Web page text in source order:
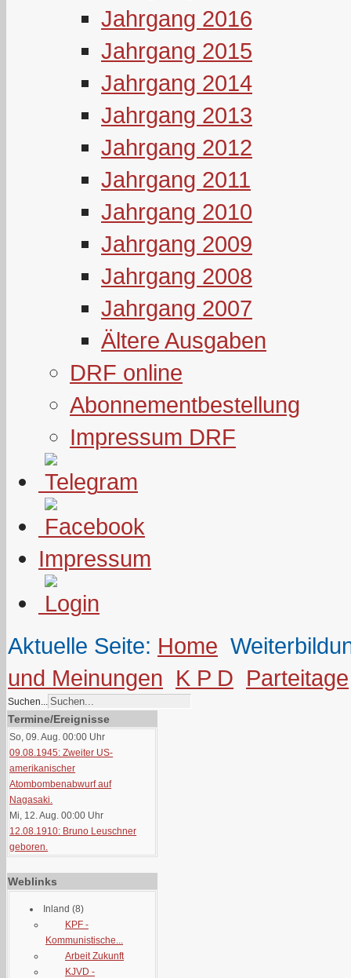
Jahrgang 2016
Jahrgang 2015
Jahrgang 2014
Jahrgang 2013
Jahrgang 2012
Jahrgang 2011
Jahrgang 2010
Jahrgang 2009
Jahrgang 2008
Jahrgang 2007
Ältere Ausgaben
DRF online
Abonnementbestellung
Impressum DRF
Impressum
Aktuelle Seite: Home
und Meinungen K P D Parteitage
Suchen...
Termine/Ereignisse
So, 09. Aug. 00:00 Uhr
09.08.1945: Zweiter US-
amerikanischer
Atombombenabwurf auf
Nagasaki.
Mi, 12. Aug. 00:00 Uhr
12.08.1910: Bruno Leuschner
geboren.
Weblinks
Inland (8)
KPF -
Kommunistische...
Arbeit Zukunft
KJVD -